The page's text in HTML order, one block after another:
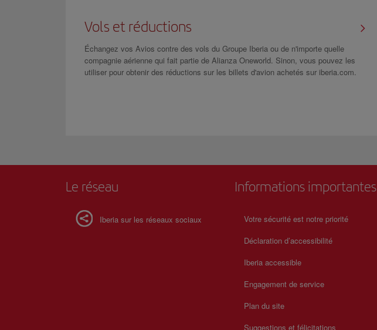
Vols et réductions
Échangez vos Avios contre des vols du Groupe Iberia ou de n'importe quelle
compagnie aérienne qui fait partie de Alianza Oneworld. Sinon, vous pouvez les
utiliser pour obtenir des réductions sur les billets d'avion achetés sur iberia.com.
Le réseau
Iberia sur les réseaux sociaux
Informations importantes
Votre sécurité est notre priorité
Déclaration d’accessibilité
Iberia accessible
Engagement de service
Plan du site
Suggestions et félicitations